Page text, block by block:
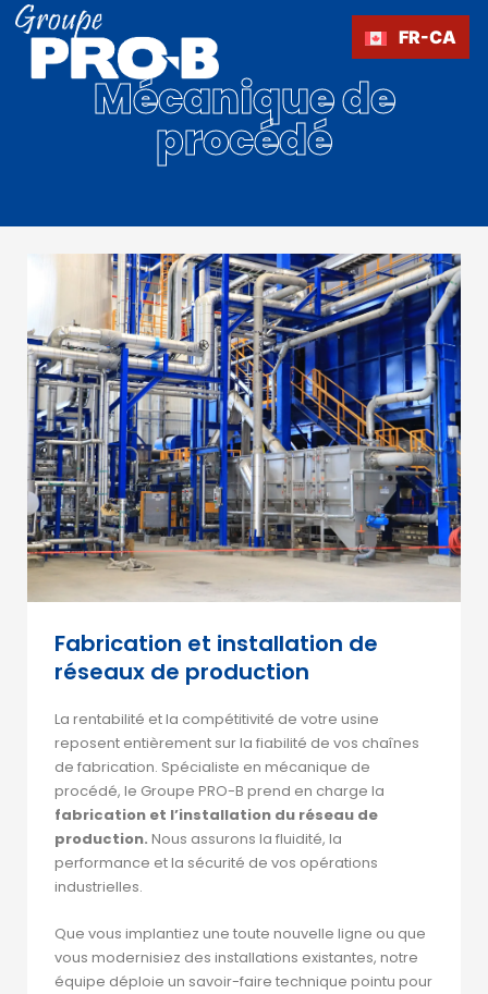
Aller
contenu
FR-CA
Mécanique de
procédé
Fabrication et installation de
réseaux de production
La rentabilité et la compétitivité de votre usine
reposent entièrement sur la fiabilité de vos chaînes
de fabrication. Spécialiste en mécanique de
procédé, le Groupe PRO-B prend en charge la
fabrication et l’installation du réseau de
production. Nous assurons la fluidité, la
performance et la sécurité de vos opérations
industrielles.
Que vous implantiez une toute nouvelle ligne ou que
vous modernisiez des installations existantes, notre
équipe déploie un savoir-faire technique pointu pour